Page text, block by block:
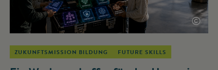
©
ZUKUNFTSMISSION BILDUNG FUTURE SKILLS